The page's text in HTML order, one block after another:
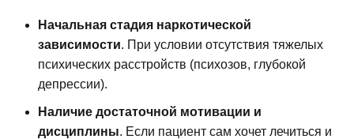
Начальная стадия наркотической
зависимости. При условии отсутствия тяжелых
психических расстройств (психозов, глубокой
депрессии).
Наличие достаточной мотивации и
дисциплины. Если пациент сам хочет лечиться и